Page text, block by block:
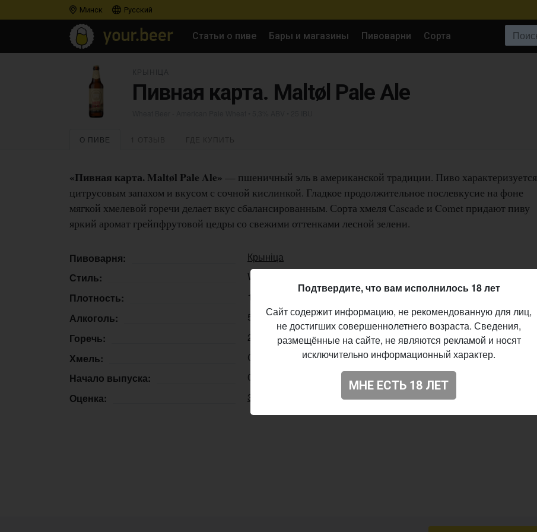
Минск Русский
Статьи о пиве Бары и магазины Пивоварни Сорта
Пивная карта. Maltøl Pale Ale
О ПИВЕ
«Пивная карта. Maltøl Pale Ale» — пшеничный эль в американской традиции. Пиво характеризуется
цитрусовым запахом и вкусом с сочной кислинкой. Гладкое продолжительное послевкусие на фоне
мягкой хмелевой горечи делает вкус сбалансированным. Сорта хмеля Cascade и Comet придают пиву
яркий аромат грейпфрутовой цедры со свежими оттенками лесной зелени.
Пивоварня:
Крыніца
Стиль:
Wheat Beer - American Pale Wheat
Плотность:
12,0%
Алкоголь:
5,3%
Горечь:
25 IBU
Хмель:
Cascade, Comet
Начало выпуска:
08.04.2019
Оценка:
3.348
Подтвердите, что вам исполнилось 18 лет
Сайт содержит информацию, не рекомендованную для лиц,
не достигших совершеннолетнего возраста. Сведения,
размещённые на сайте, не являются рекламой и носят
исключительно информационный характер.
МНЕ ЕСТЬ 18 ЛЕТ